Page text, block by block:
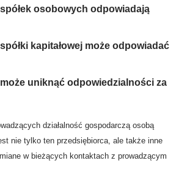
osobowych odpowiadają
kapitałowej może odpowiadać
uniknąć odpowiedzialności za
działalność gospodarczą osobą
nie tylko ten przedsiębiorca, ale także inne
w bieżących kontaktach z prowadzącym